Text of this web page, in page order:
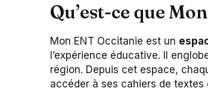
Qu’est-ce que
Mon ENT Occitanie est un
l’expérience éducative. Il
région. Depuis cet espace,
accéder à ses cahiers de